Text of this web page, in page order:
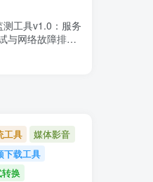
测工具v1.0：服务
与网络故障排查
工具
媒体影音
下载工具
换